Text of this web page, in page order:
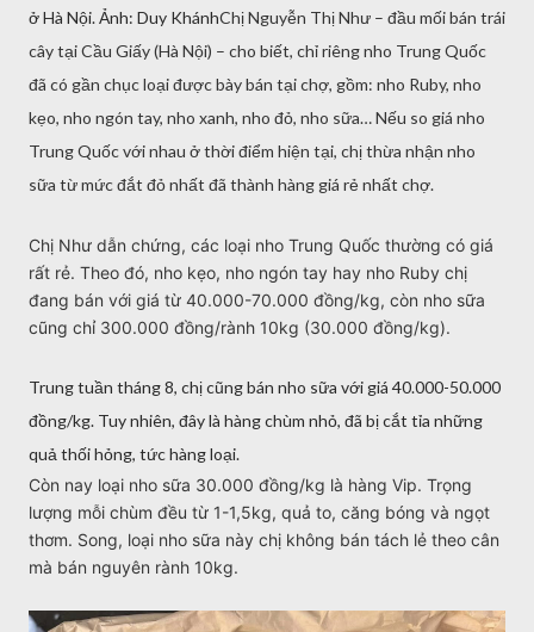
ở Hà Nội. Ảnh: Duy KhánhChị Nguyễn Thị Như – đầu mối bán trái
cây tại Cầu Giấy (Hà Nội) – cho biết, chỉ riêng nho Trung Quốc
đã có gần chục loại được bày bán tại chợ, gồm: nho Ruby, nho
kẹo, nho ngón tay, nho xanh, nho đỏ, nho sữa… Nếu so giá nho
Trung Quốc với nhau ở thời điểm hiện tại, chị thừa nhận nho
sữa từ mức đắt đỏ nhất đã thành hàng giá rẻ nhất chợ.
Chị Như dẫn chứng, các loại nho Trung Quốc thường có giá
rất rẻ. Theo đó, nho kẹo, nho ngón tay hay nho Ruby chị
đang bán với giá từ 40.000-70.000 đồng/kg, còn nho sữa
cũng chỉ 300.000 đồng/rành 10kg (30.000 đồng/kg).
Trung tuần tháng 8, chị cũng bán nho sữa với giá 40.000-50.000
đồng/kg. Tuy nhiên, đây là hàng chùm nhỏ, đã bị cắt tỉa những
quả thối hỏng, tức hàng loại.
Còn nay loại nho sữa 30.000 đồng/kg là hàng Vip. Trọng
lượng mỗi chùm đều từ 1-1,5kg, quả to, căng bóng và ngọt
thơm. Song, loại nho sữa này chị không bán tách lẻ theo cân
mà bán nguyên rành 10kg.